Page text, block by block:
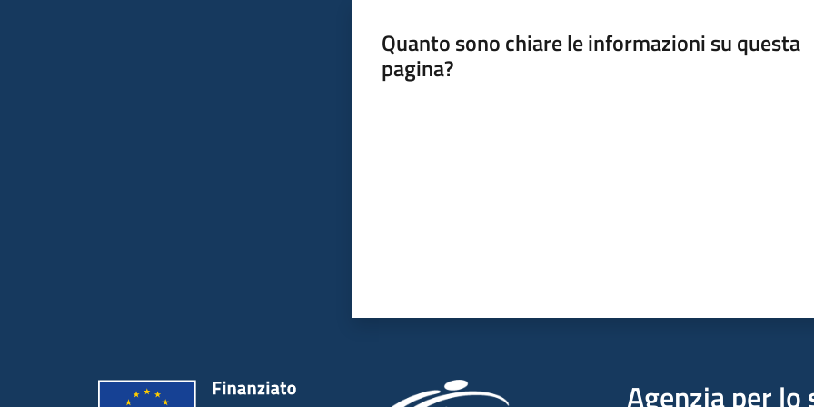
Quanto sono chiare le informazioni su questa
pagina?
Agenzia per lo